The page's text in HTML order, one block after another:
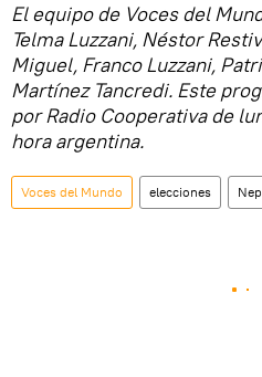
El equipo de Voces del
Telma Luzzani, Néstor
Miguel, Franco Luzzani,
Martínez Tancredi. Este
por Radio Cooperativa de
hora argentina.
Voces del Mundo elecciones